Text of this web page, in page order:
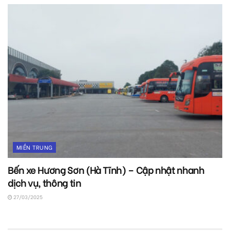
MIỀN TRUNG
Bến xe Hương Sơn (Hà Tĩnh) – Cập nhật nhanh
dịch vụ, thông tin
27/03/2025